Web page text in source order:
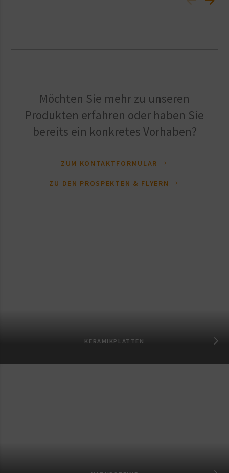
Möchten Sie mehr zu unseren
Produkten erfahren oder haben Sie
bereits ein konkretes Vorhaben?
ZUM KONTAKTFORMULAR
ZU DEN PROSPEKTEN & FLYERN
KERAMIKPLATTEN